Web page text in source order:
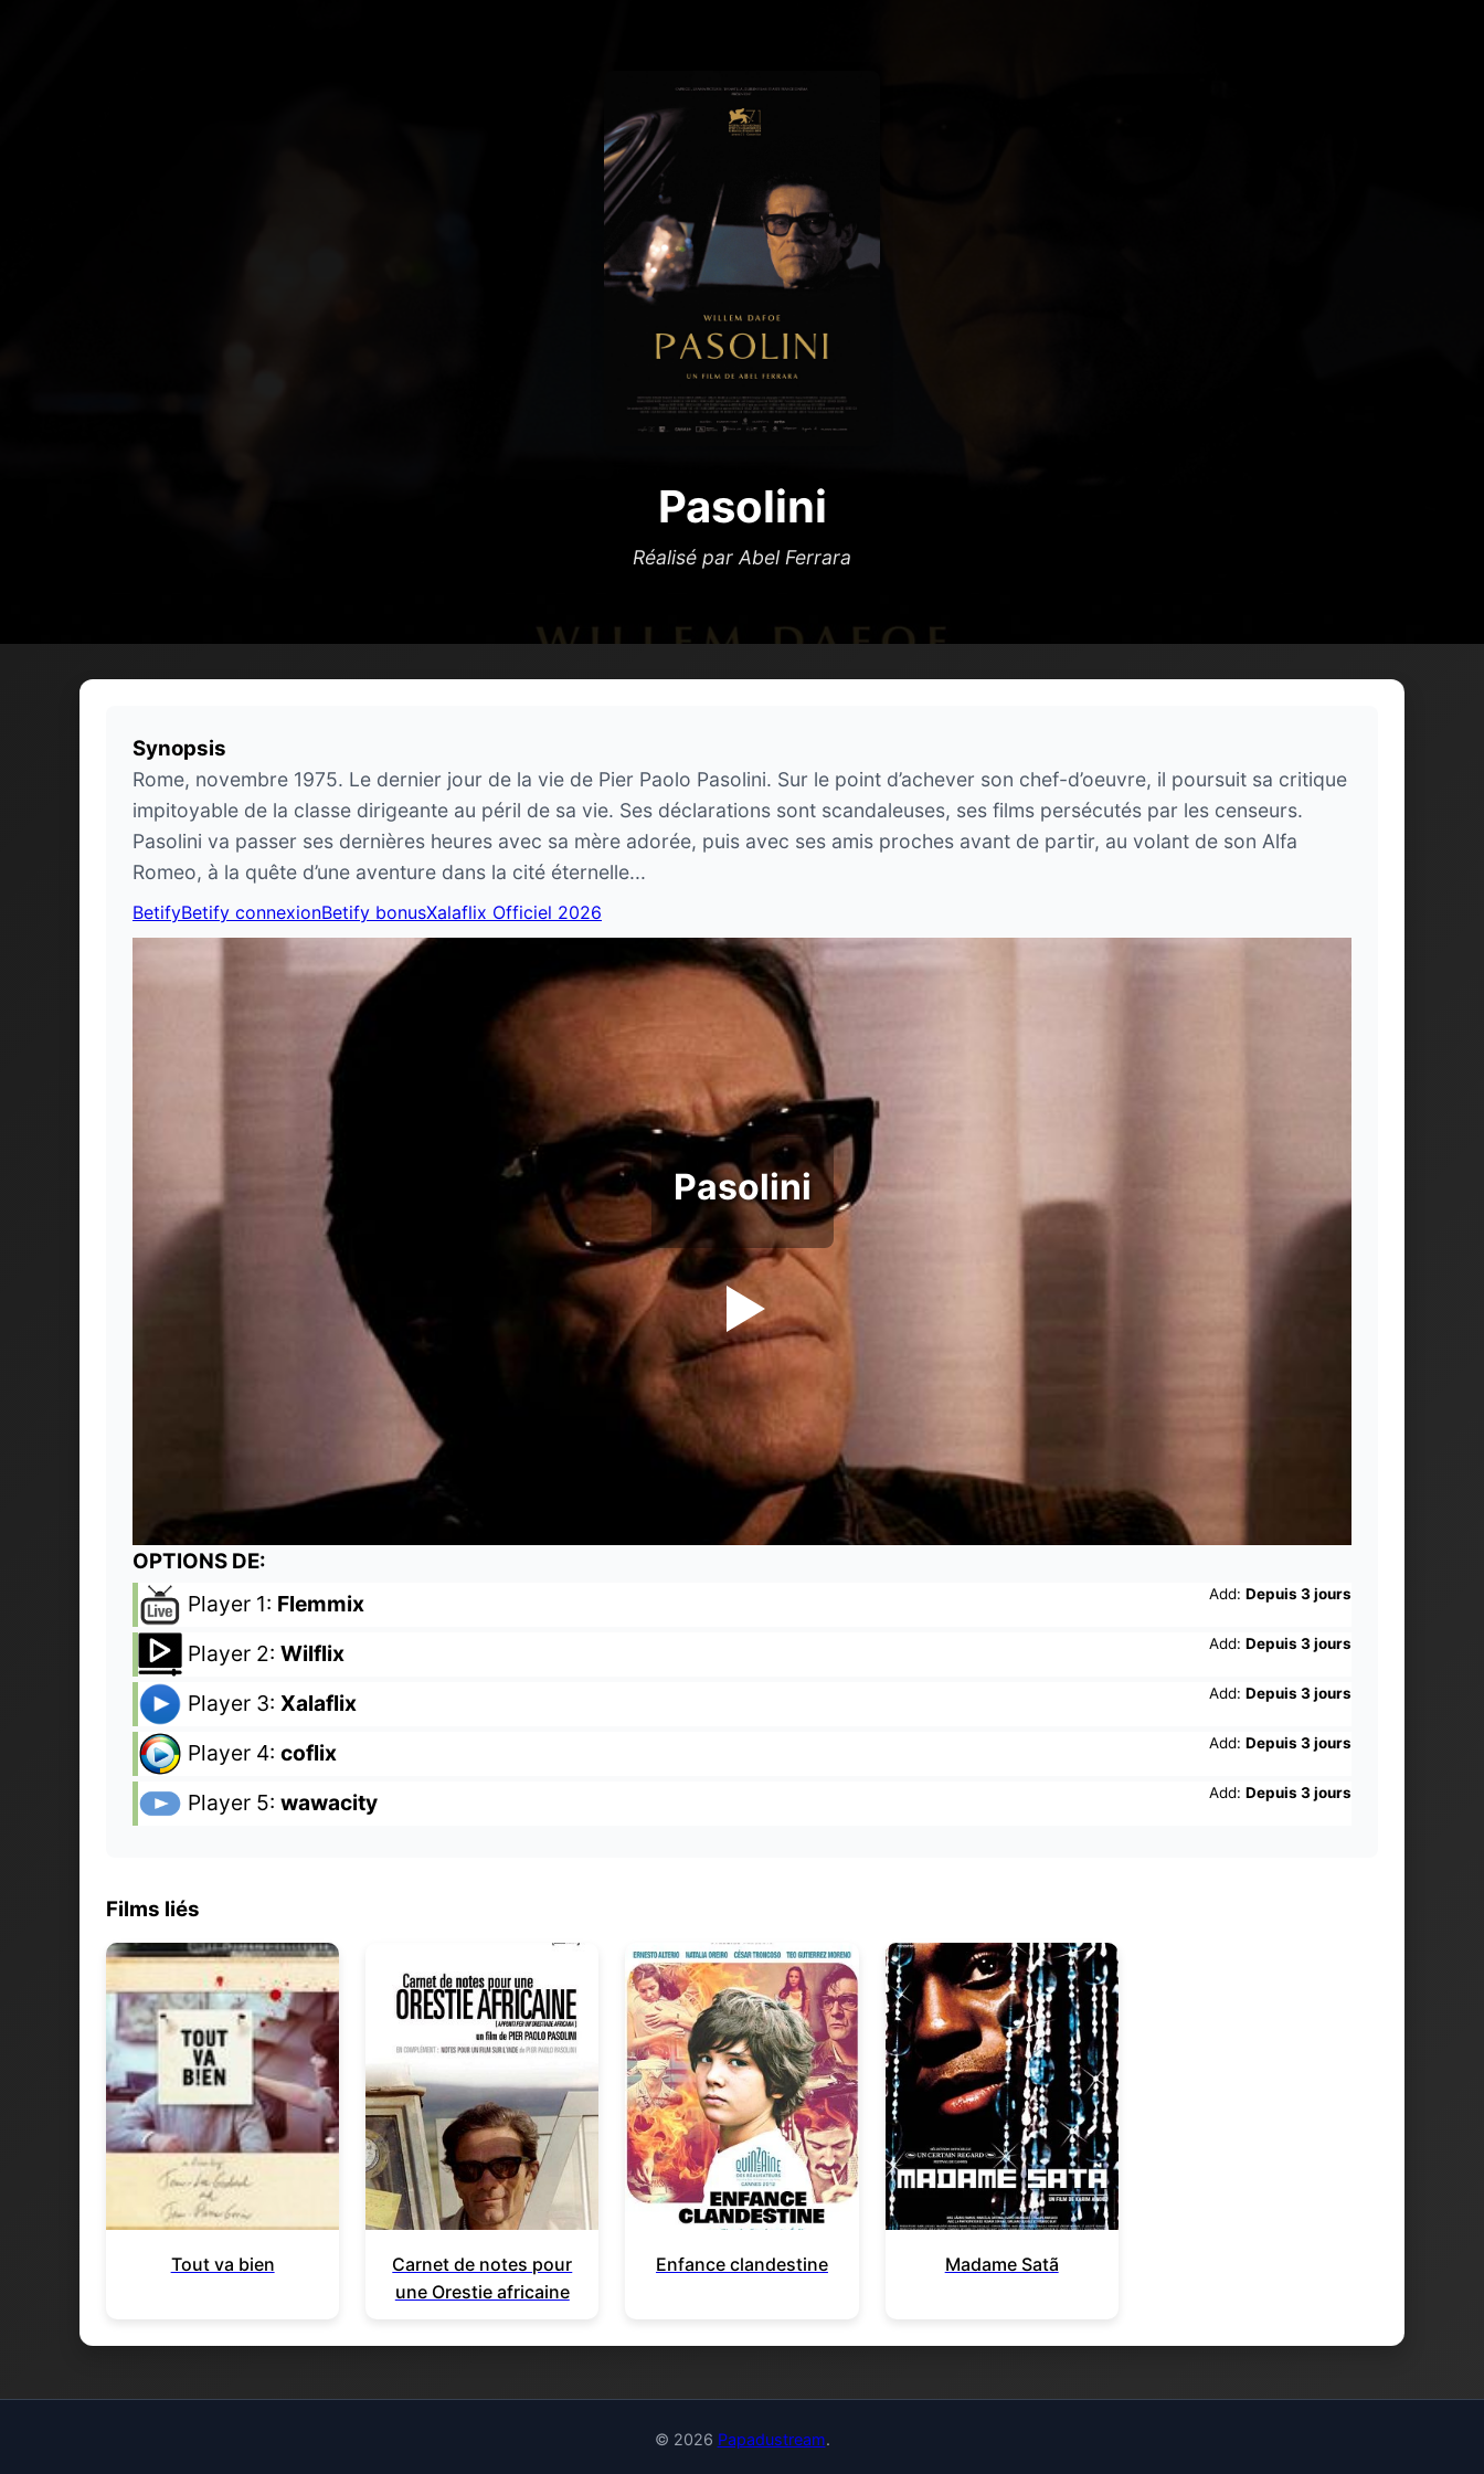
Pasolini
Réalisé par Abel Ferrara
Synopsis
Rome, novembre 1975. Le dernier jour de la vie de Pier Paolo Pasolini. Sur le point d’achever son chef-d’oeuvre, il poursuit sa critique
impitoyable de la classe dirigeante au péril de sa vie. Ses déclarations sont scandaleuses, ses films persécutés par les censeurs.
Pasolini va passer ses dernières heures avec sa mère adorée, puis avec ses amis proches avant de partir, au volant de son Alfa
Romeo, à la quête d’une aventure dans la cité éternelle...
BetifyBetify connexionBetify bonusXalaflix Officiel 2026
Pasolini
OPTIONS DE:
Player 1: Flemmix Add: Depuis 3 jours
Player 2: Wilflix Add: Depuis 3 jours
Player 3: Xalaflix Add: Depuis 3 jours
Player 4: coflix Add: Depuis 3 jours
Player 5: wawacity Add: Depuis 3 jours
Films liés
Tout va bien
Carnet de notes pour
une Orestie africaine
Enfance clandestine Madame Satã
© 2026 Papadustream.